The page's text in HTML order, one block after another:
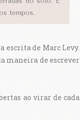
tempos.
de Marc Levy.
maneira de escrever
ao virar de cada